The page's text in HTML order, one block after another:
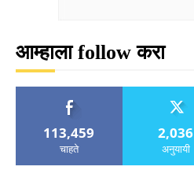
आम्हाला follow करा
113,459
चाहते
2,036
अनुयायी